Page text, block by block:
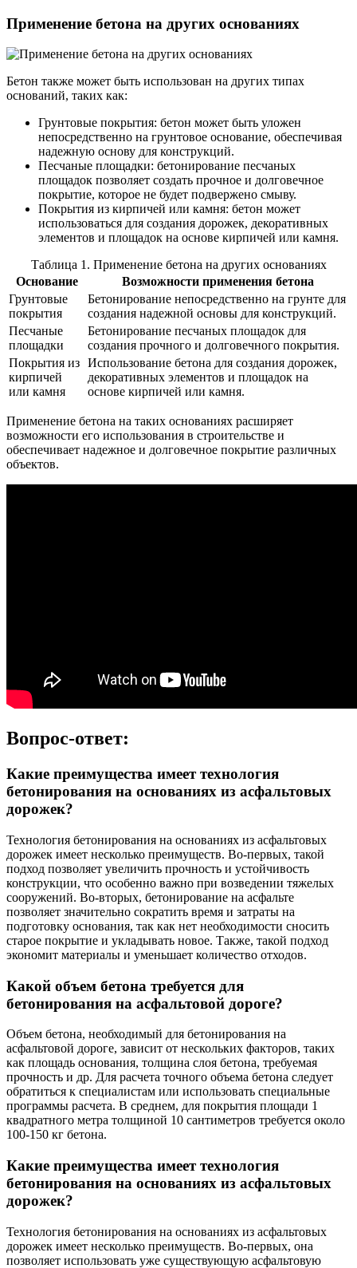
Применение бетона на других основаниях
Бетон также может быть использован на других типах
оснований, таких как:
Грунтовые покрытия: бетон может быть уложен
непосредственно на грунтовое основание, обеспечивая
надежную основу для конструкций.
Песчаные площадки: бетонирование песчаных
площадок позволяет создать прочное и долговечное
покрытие, которое не будет подвержено смыву.
Покрытия из кирпичей или камня: бетон может
использоваться для создания дорожек, декоративных
элементов и площадок на основе кирпичей или камня.
Таблица 1. Применение бетона на других основаниях
Основание
Возможности применения бетона
Грунтовые
покрытия
Бетонирование непосредственно на грунте для
создания надежной основы для конструкций.
Песчаные
площадки
Бетонирование песчаных площадок для
создания прочного и долговечного покрытия.
Покрытия из
кирпичей
или камня
Использование бетона для создания дорожек,
декоративных элементов и площадок на
основе кирпичей или камня.
Применение бетона на таких основаниях расширяет
возможности его использования в строительстве и
обеспечивает надежное и долговечное покрытие различных
объектов.
Вопрос-ответ:
Какие преимущества имеет технология
бетонирования на основаниях из асфальтовых
дорожек?
Технология бетонирования на основаниях из асфальтовых
дорожек имеет несколько преимуществ. Во-первых, такой
подход позволяет увеличить прочность и устойчивость
конструкции, что особенно важно при возведении тяжелых
сооружений. Во-вторых, бетонирование на асфальте
позволяет значительно сократить время и затраты на
подготовку основания, так как нет необходимости сносить
старое покрытие и укладывать новое. Также, такой подход
экономит материалы и уменьшает количество отходов.
Какой объем бетона требуется для
бетонирования на асфальтовой дороге?
Объем бетона, необходимый для бетонирования на
асфальтовой дороге, зависит от нескольких факторов, таких
как площадь основания, толщина слоя бетона, требуемая
прочность и др. Для расчета точного объема бетона следует
обратиться к специалистам или использовать специальные
программы расчета. В среднем, для покрытия площади 1
квадратного метра толщиной 10 сантиметров требуется около
100-150 кг бетона.
Какие преимущества имеет технология
бетонирования на основаниях из асфальтовых
дорожек?
Технология бетонирования на основаниях из асфальтовых
дорожек имеет несколько преимуществ. Во-первых, она
позволяет использовать уже существующую асфальтовую